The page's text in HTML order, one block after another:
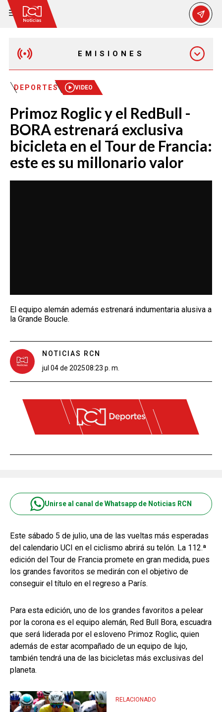
EMISIONES
EMISIÓN 12:30 PM
EMISIÓN 7:00 PM
DEPORTES VIDEO
Primoz Roglic y el RedBull -
BORA estrenará exclusiva
bicicleta en el Tour de Francia:
este es su millonario valor
El equipo alemán además estrenará indumentaria alusiva a
la Grande Boucle.
NOTICIAS RCN
jul 04 de 202508:23 p. m.
Unirse al canal de Whatsapp de Noticias RCN
Este sábado 5 de julio, una de las vueltas más esperadas
del calendario UCI en el ciclismo abrirá su telón. La 112.ª
edición del Tour de Francia promete en gran medida, pues
los grandes favoritos se medirán con el objetivo de
conseguir el título en el regreso a París.
Para esta edición, uno de los grandes favoritos a pelear
por la corona es el equipo alemán, Red Bull Bora, escuadra
que será liderada por el esloveno Primoz Roglic, quien
además de estar acompañado de un equipo de lujo,
también tendrá una de las bicicletas más exclusivas del
planeta.
RELACIONADO